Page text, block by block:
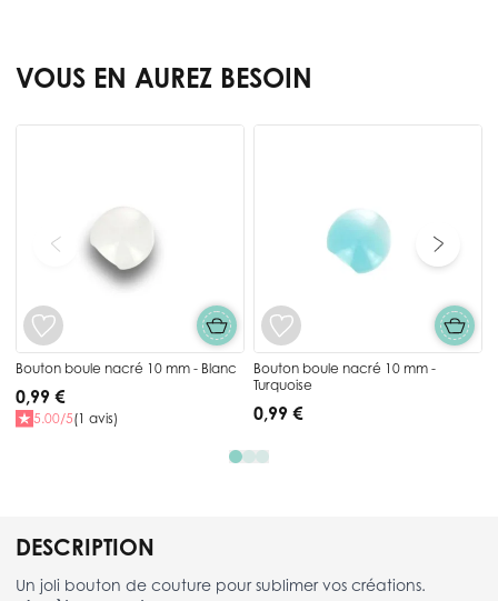
DESCRIPTION
Un joli bouton de couture pour sublimer vos créations.
VOUS EN AUREZ BESOIN
Press to skip carousel
Bouton boule nacré 10 mm - Blanc
0,99 €
5.00/5(1 avis)
Bouton boule nacré 10 mm -
Turquoise
0,99 €